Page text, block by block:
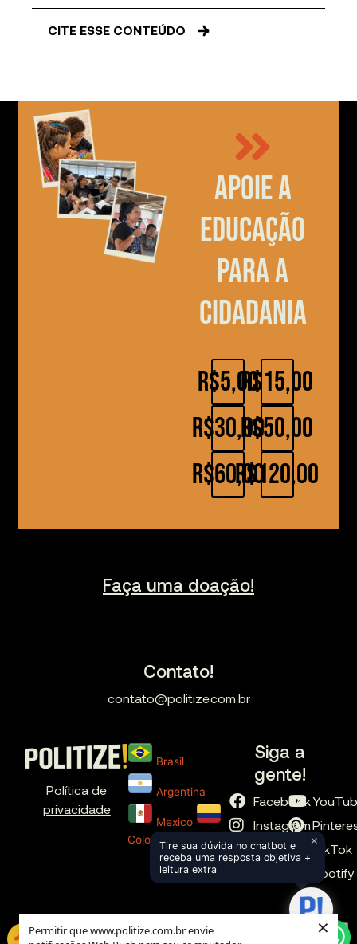
Permitir que www.politize.com.br envie
×
CITE ESSE CONTEÚDO
Apoie a
educação
para a
cidadania
R$5,00
R$30,00
R$60,00
R$15,00
R$50,00
R$120,00
Faça uma doação!
Contato!
contato@politize.com.br
Política de
privacidade
Brasil
Argentina
Mexico
Colombia
Siga a
gente!
Facebook
Instagram
X
TikTok
Spotify
Tire sua dúvida no chatbot e
receba uma resposta objetiva +
leitura extra
×